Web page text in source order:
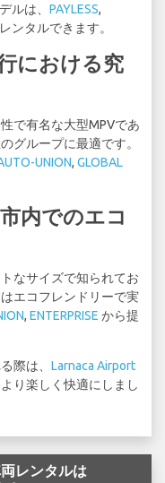
ルは、 PAYLESS,
ンタルできます。
における究
で有名な大型MPVであ
グループに最適です。
UNION, GLOBAL
内でのエコ
なサイズで知られてお
エコフレンドリーで実
, ENTERPRISE から提
際は、 Larnaca Airport
り楽しく快適にしまし
レンタルは